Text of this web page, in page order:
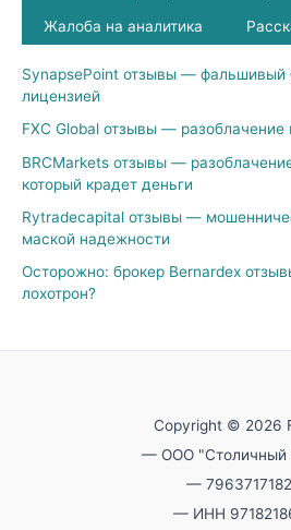
Жалоба на аналитика
SynapsePoint отзывы — фальшивый
лицензией
FXC Global отзывы — разоблачение
BRCMarkets отзывы —
который крадет деньги
Rytradecapital отзывы —
маской надежности
Осторожно: брокер Bernardex
лохотрон?
Copyright © 2026
— ООО "Столичный
—
— ИНН